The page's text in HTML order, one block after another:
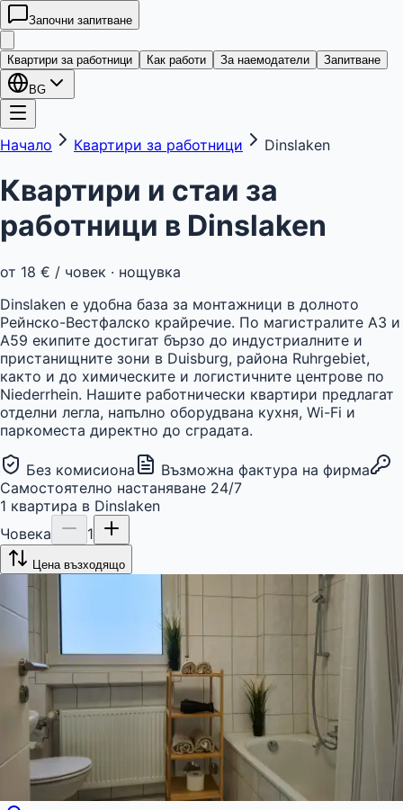
Започни запитване
kwatera24
Квартири за работници Как работи За наемодатели Запитване
BG
Начало Квартири за работници Dinslaken
Квартири и стаи за
работници в Dinslaken
от 18 € / човек · нощувка
Dinslaken е удобна база за монтажници в долното
Рейнско-Вестфалско крайречие. По магистралите A3 и
A59 екипите достигат бързо до индустриалните и
пристанищните зони в Duisburg, района Ruhrgebiet,
както и до химическите и логистичните центрове по
Niederrhein. Нашите работнически квартири предлагат
отделни легла, напълно оборудвана кухня, Wi-Fi и
паркоместа директно до сградата.
Без комисиона
Възможна фактура на фирма
Самостоятелно настаняване 24/7
1 квартира в Dinslaken
Човека
1
Цена възходящо